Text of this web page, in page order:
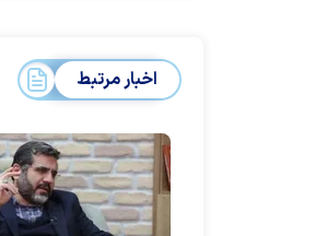
اخبار مرتبط